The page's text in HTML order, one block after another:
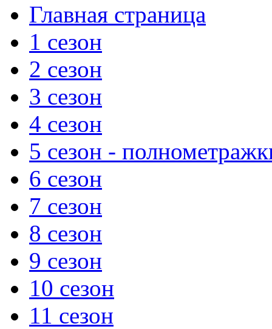
Главная страница
1 сезон
2 сезон
3 сезон
4 сезон
5 сезон -
6 сезон
7 сезон
8 сезон
9 сезон
10 сезон
11 сезон